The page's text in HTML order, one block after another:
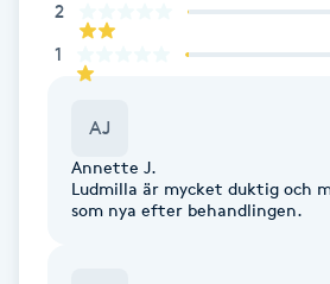
Coachning
Color correction
Cryoterapi
2
1
AJ
Annette J.
Ludmilla är mycket duktig och
som nya efter behandlingen.